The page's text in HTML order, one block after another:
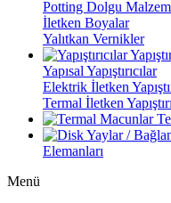
Potting Dolgu
İletken Boyalar
Yalıtkan Vernikler
Yapısal Yapıştırıcılar
Elektrik İletken
Termal İletken
Elemanları
Menü